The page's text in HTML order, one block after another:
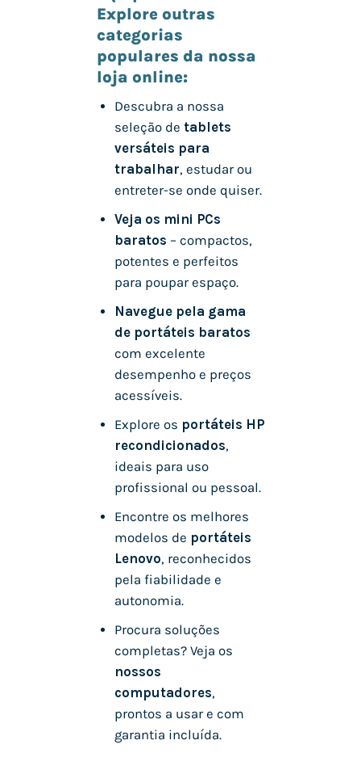
Explore outras
categorias
populares da nossa
loja online:
Descubra a nossa
seleção de tablets
versáteis para
trabalhar, estudar ou
entreter-se onde quiser.
Veja os mini PCs
baratos – compactos,
potentes e perfeitos
para poupar espaço.
Navegue pela gama
de portáteis baratos
com excelente
desempenho e preços
acessíveis.
Explore os portáteis HP
recondicionados,
ideais para uso
profissional ou pessoal.
Encontre os melhores
modelos de portáteis
Lenovo, reconhecidos
pela fiabilidade e
autonomia.
Procura soluções
completas? Veja os
nossos
computadores,
prontos a usar e com
garantia incluída.